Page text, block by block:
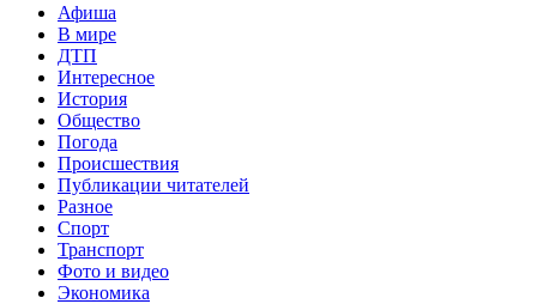
Афиша
В мире
ДТП
Интересное
История
Общество
Погода
Происшествия
Публикации читателей
Разное
Спорт
Транспорт
Фото и видео
Экономика